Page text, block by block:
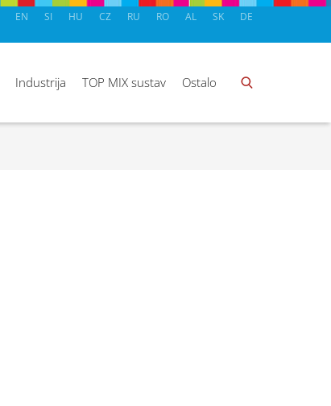
EN SI HU CZ RU RO AL SK DE
Industrija TOP MIX sustav Ostalo